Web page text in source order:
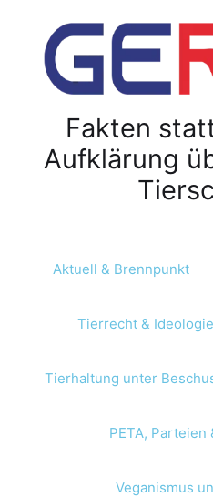
Fakten
Aufklärung
Aktuell & Brennpunkt
Tierrecht & Ideologie
Tierhaltung unter
PETA, Parteien
Veganismus